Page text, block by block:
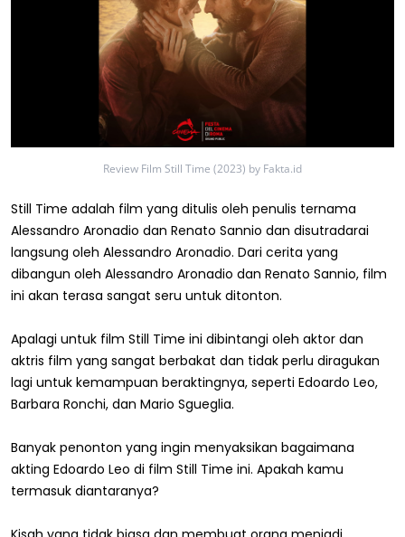
Review Film Still Time (2023) by Fakta.id
Still Time adalah film yang ditulis oleh penulis ternama
Alessandro Aronadio dan Renato Sannio dan disutradarai
langsung oleh Alessandro Aronadio. Dari cerita yang
dibangun oleh Alessandro Aronadio dan Renato Sannio, film
ini akan terasa sangat seru untuk ditonton.
Apalagi untuk film Still Time ini dibintangi oleh aktor dan
aktris film yang sangat berbakat dan tidak perlu diragukan
lagi untuk kemampuan beraktingnya, seperti Edoardo Leo,
Barbara Ronchi, dan Mario Sgueglia.
Banyak penonton yang ingin menyaksikan bagaimana
akting Edoardo Leo di film Still Time ini. Apakah kamu
termasuk diantaranya?